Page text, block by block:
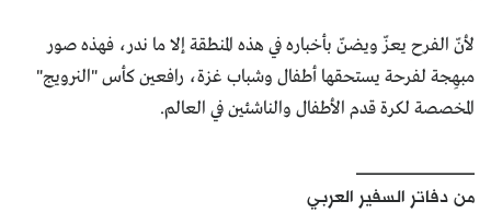
لأنّ الفرح يعزّ ويضنّ بأخباره في هذه المنطقة إلا ما ندر، فهذه صور
مبهِجة لفرحة يستحقها أطفال وشباب غزة، رافعين كأس "النرويج"
المخصصة لكرة قدم الأطفال والناشئين في العالم.
من دفاتر السفير العربي